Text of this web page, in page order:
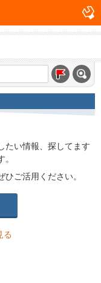
たい情報、探してます
ご活用ください。
る